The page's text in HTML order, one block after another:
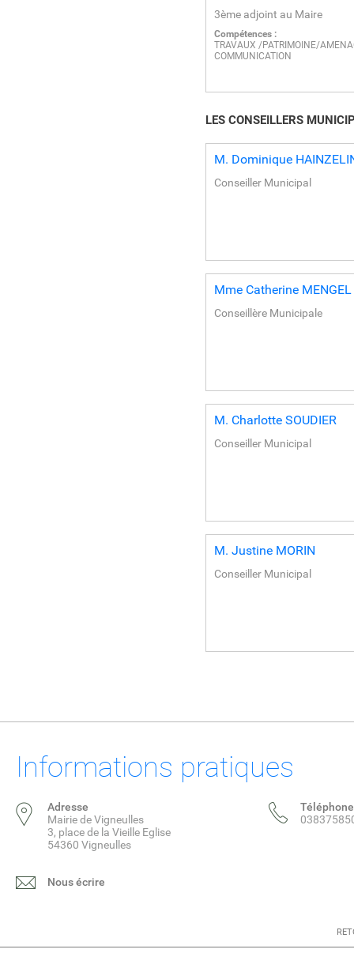
3ème adjoint au Maire
Compétences :
TRAVAUX /PATRIMOINE/
COMMUNICATION
LES CONSEILLERS
M. Dominique
Conseiller Municipal
Mme Catherine MENGEL
Conseillère Municipale
M. Charlotte SOUDIER
Conseiller Municipal
M. Justine MORIN
Conseiller Municipal
Informations pratiques
Adresse
Mairie de Vigneulles
3, place de la Vieille Eglise
54360 Vigneulles
Nous écrire
Téléphone